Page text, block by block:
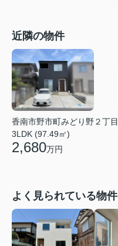
近隣の物件
香南市野市町みどり野２丁目
3LDK (97.49㎡)
2,680万円
よく見られている物件